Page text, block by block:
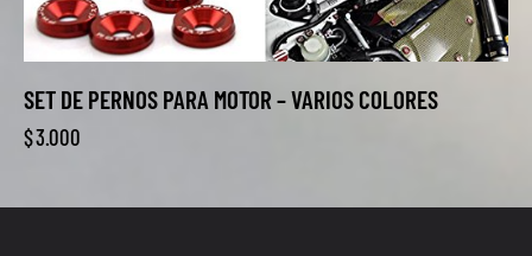
SET DE PERNOS PARA MOTOR – VARIOS COLORES
$3.000